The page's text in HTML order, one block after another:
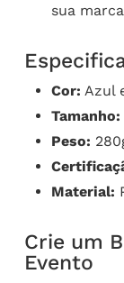
sua
Cor: Azul
Tamanho:
Peso:
Material:
Crie um
Evento